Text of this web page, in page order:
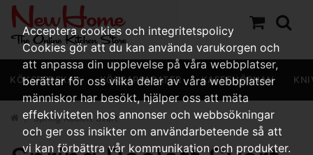
KÖKSREDSKAP KÖKSAPPARATER KAFFEHÖRNAN
Spring Raclett Svart
Acceptera cookies och integritetspolicy
Cookies gör att du kan använda varukorgen och
att anpassa din upplevelse på våra webbplatser,
berättar för oss vilka delar av våra webbplatser
människor har besökt, hjälper oss att mäta
effektiviteten hos annonser och webbsökningar
och ger oss insikter om användarbeteende så att
vi kan förbättra vår kommunikation och produkter.